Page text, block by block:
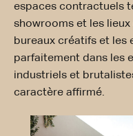
espaces contractuels
showrooms et les
bureaux créatifs et les
parfaitement dans les
industriels et
caractère affirmé.